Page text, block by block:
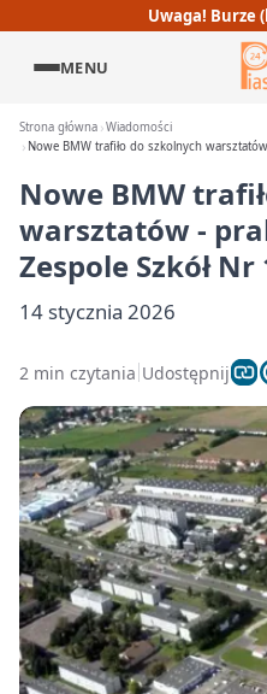
Uwaga! Burze
MENU
Strona główna Wiadomości
Nowe BMW trafiło do szkolnych
Nowe BMW
warsztatów -
Zespole Szkół Nr
14 stycznia 2026
2 min czytania Udostępnij